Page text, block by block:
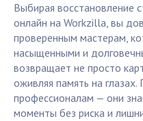
Выбирая восстановление
онлайн на Workzilla, вы
проверенным мастерам,
насыщенными и
возвращает не просто
оживляя память на
профессионалам — они
моменты без риска и